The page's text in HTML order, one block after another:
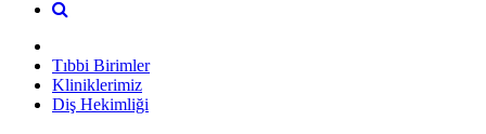
Tıbbi Birimler
Kliniklerimiz
Diş Hekimliği